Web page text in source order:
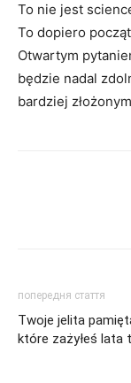
To nie jest
To dopiero
Otwartym
będzie nadal
bardziej
попередня стаття
Twoje jelita
które zażyłeś lata